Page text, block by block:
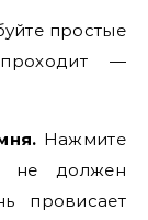
простые
—
Нажмите
не должен
провисает